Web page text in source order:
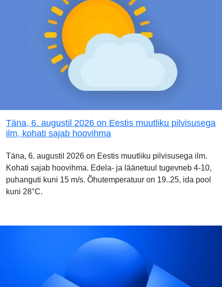
Täna, 6. augustil 2026 on Eestis muutliku pilvisusega
ilm, kohati sajab hoovihma
Täna, 6. augustil 2026 on Eestis muutliku pilvisusega ilm.
Kohati sajab hoovihma. Edela- ja läänetuul tugevneb 4-10,
puhanguti kuni 15 m/s. Õhutemperatuur on 19..25, ida pool
kuni 28°C.